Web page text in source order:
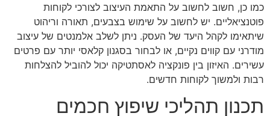
כמו כן, חשוב לחשוב על התאמת העיצוב לצורכי לקוחות
פוטנציאליים. יש לחשוב על שימוש בצבעים, תאורה וריהוט
שיתאימו לקהל היעד של העסק. ניתן לשלב אלמנטים של עיצוב
מודרני עם קווים נקיים, או לבחור בסגנון קלאסי יותר עם פרטים
עשירים. האיזון בין פונקציה לאסתטיקה יכול להוביל להצלחות
רבות ולמשוך לקוחות חדשים.
תכנון תהליכי שיפוץ חכמים